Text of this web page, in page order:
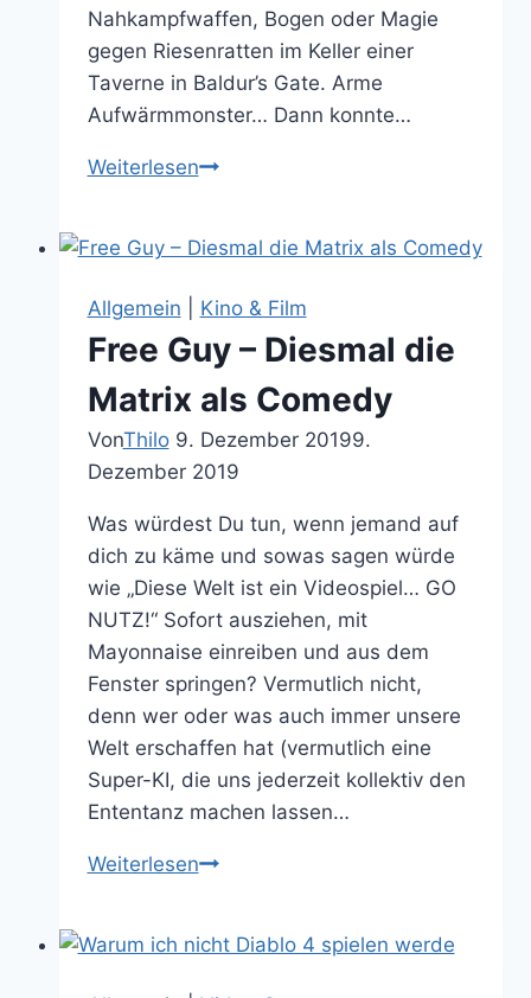
Nahkampfwaffen, Bogen oder Magie
gegen Riesenratten im Keller einer
Taverne in Baldur’s Gate. Arme
Aufwärmmonster… Dann konnte…
WeiterlesenDungeons
Dark
erfüllt
meine
Pubertierenden-
Allgemein Kino & Film
Free Guy – Diesmal die
Matrix als Comedy
VonThilo 9. Dezember 20199.
Dezember 2019
Was würdest Du tun, wenn jemand auf
dich zu käme und sowas sagen würde
wie „Diese Welt ist ein Videospiel… GO
NUTZ!“ Sofort ausziehen, mit
Mayonnaise einreiben und aus dem
Fenster springen? Vermutlich nicht,
denn wer oder was auch immer unsere
Welt erschaffen hat (vermutlich eine
Super-KI, die uns jederzeit kollektiv den
Ententanz machen lassen…
WeiterlesenFree
Diesmal